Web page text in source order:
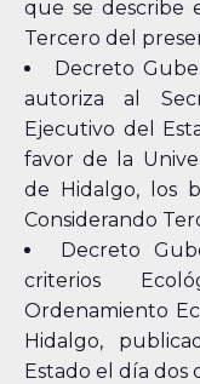
que se describe
Tercero del
Decreto
autoriza al
Ejecutivo del
favor de la
de Hidalgo, los
Considerando
Decreto
criterios
Ordenamiento
Hidalgo,
Estado el día dos